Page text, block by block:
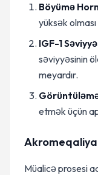
Böyümə
yüksək
IGF-1
səviyyəsinin
meyardır.
etmək üçün
Müalicə prosesi